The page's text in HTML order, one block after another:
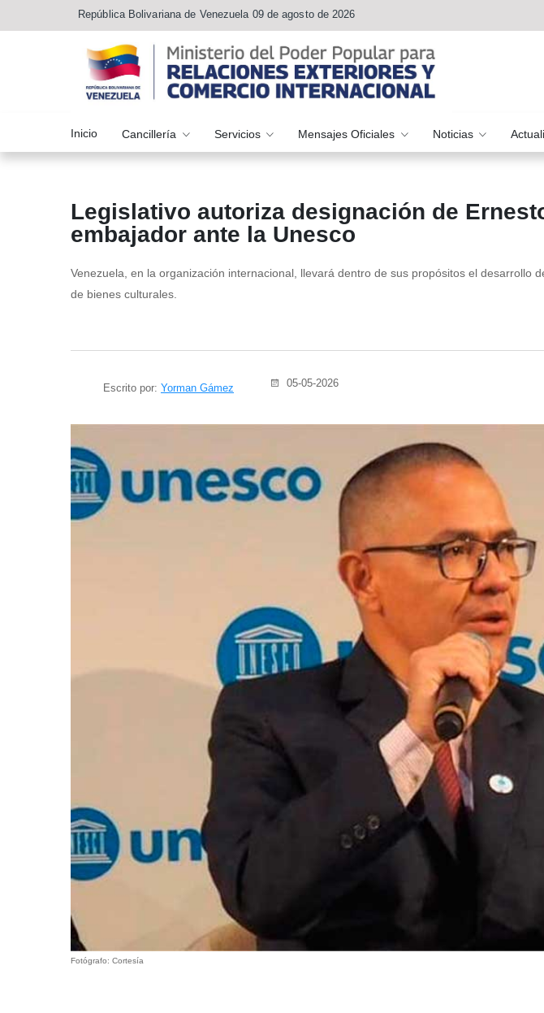
República Bolivariana de Venezuela 09 de agosto de 2026
Inicio Cancillería Servicios Mensajes Oficiales Noticias
Legislativo autoriza designación de
embajador ante la Unesco ‎
Venezuela, en la organización internacional, llevará dentro de sus propósitos el desarrollo
de bienes culturales.
Escrito por: Yorman Gámez 05-05-2026
Fotógrafo: Cortesía